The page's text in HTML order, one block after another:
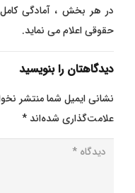
در هر بخش ، آمادگی
حقوقی اعلام می نماید.
دیدگاهتان را بنویسید
نشانی ایمیل شما منتشر
علامت‌گذاری شده‌اند*